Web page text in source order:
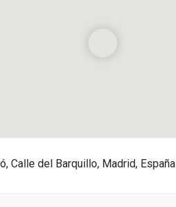
Calle del Barquillo, Madrid, España